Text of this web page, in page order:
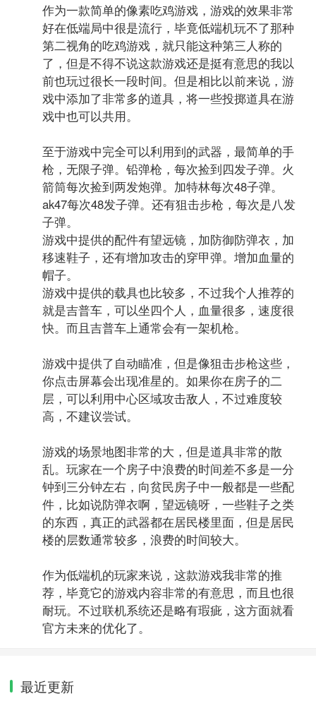
作为一款简单的像素吃鸡游戏，游戏的效果非常
好在低端局中很是流行，毕竟低端机玩不了那种
第二视角的吃鸡游戏，就只能这种第三人称的
了，但是不得不说这款游戏还是挺有意思的我以
前也玩过很长一段时间。但是相比以前来说，游
戏中添加了非常多的道具，将一些投掷道具在游
戏中也可以共用。
至于游戏中完全可以利用到的武器，最简单的手
枪，无限子弹。铅弹枪，每次捡到四发子弹。火
箭筒每次捡到两发炮弹。加特林每次48子弹。
ak47每次48发子弹。还有狙击步枪，每次是八发
子弹。
游戏中提供的配件有望远镜，加防御防弹衣，加
移速鞋子，还有增加攻击的穿甲弹。增加血量的
帽子。
游戏中提供的载具也比较多，不过我个人推荐的
就是吉普车，可以坐四个人，血量很多，速度很
快。而且吉普车上通常会有一架机枪。
游戏中提供了自动瞄准，但是像狙击步枪这些，
你点击屏幕会出现准星的。如果你在房子的二
层，可以利用中心区域攻击敌人，不过难度较
高，不建议尝试。
游戏的场景地图非常的大，但是道具非常的散
乱。玩家在一个房子中浪费的时间差不多是一分
钟到三分钟左右，向贫民房子中一般都是一些配
件，比如说防弹衣啊，望远镜呀，一些鞋子之类
的东西，真正的武器都在居民楼里面，但是居民
楼的层数通常较多，浪费的时间较大。
作为低端机的玩家来说，这款游戏我非常的推
荐，毕竟它的游戏内容非常的有意思，而且也很
耐玩。不过联机系统还是略有瑕疵，这方面就看
官方未来的优化了。
最近更新